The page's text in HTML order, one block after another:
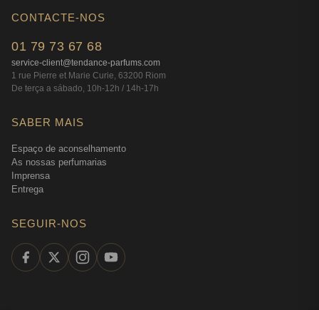
CONTACTE-NOS
01 79 73 67 68
service-client@tendance-parfums.com
1 rue Pierre et Marie Curie, 63200 Riom
De terça a sábado, 10h-12h / 14h-17h
SABER MAIS
Espaço de aconselhamento
As nossas perfumarias
Imprensa
Entrega
SEGUIR-NOS